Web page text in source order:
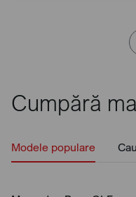
Cumpără
Modele populare